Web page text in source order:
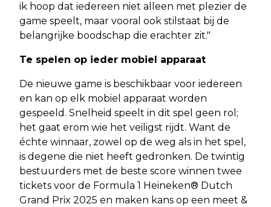
ik hoop dat iedereen niet alleen met plezier de
game speelt, maar vooral ook stilstaat bij de
belangrijke boodschap die erachter zit."
Te spelen op ieder mobiel apparaat
De nieuwe game is beschikbaar voor iedereen
en kan op elk mobiel apparaat worden
gespeeld. Snelheid speelt in dit spel geen rol;
het gaat erom wie het veiligst rijdt. Want de
échte winnaar, zowel op de weg als in het spel,
is degene die niet heeft gedronken. De twintig
bestuurders met de beste score winnen twee
tickets voor de Formula 1 Heineken® Dutch
Grand Prix 2025 en maken kans op een meet &